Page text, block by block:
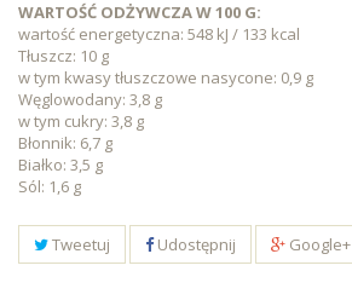
WARTOŚĆ ODŻYWCZA W 100 G:
wartość energetyczna: 548 kJ / 133 kcal
Tłuszcz: 10 g
w tym kwasy tłuszczowe nasycone: 0,9 g
Węglowodany: 3,8 g
w tym cukry: 3,8 g
Błonnik: 6,7 g
Białko: 3,5 g
Sól: 1,6 g
Tweetuj Udostępnij Google+